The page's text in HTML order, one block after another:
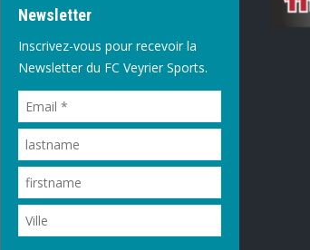
Newsletter
Inscrivez-vous pour recevoir la
Newsletter du FC Veyrier Sports.